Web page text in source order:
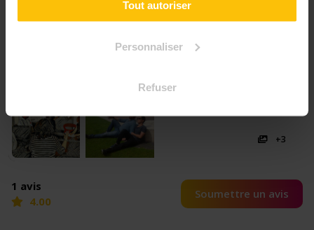
Tout autoriser
Personnaliser
Refuser
+3
1 avis
4.00
Soumettre un avis